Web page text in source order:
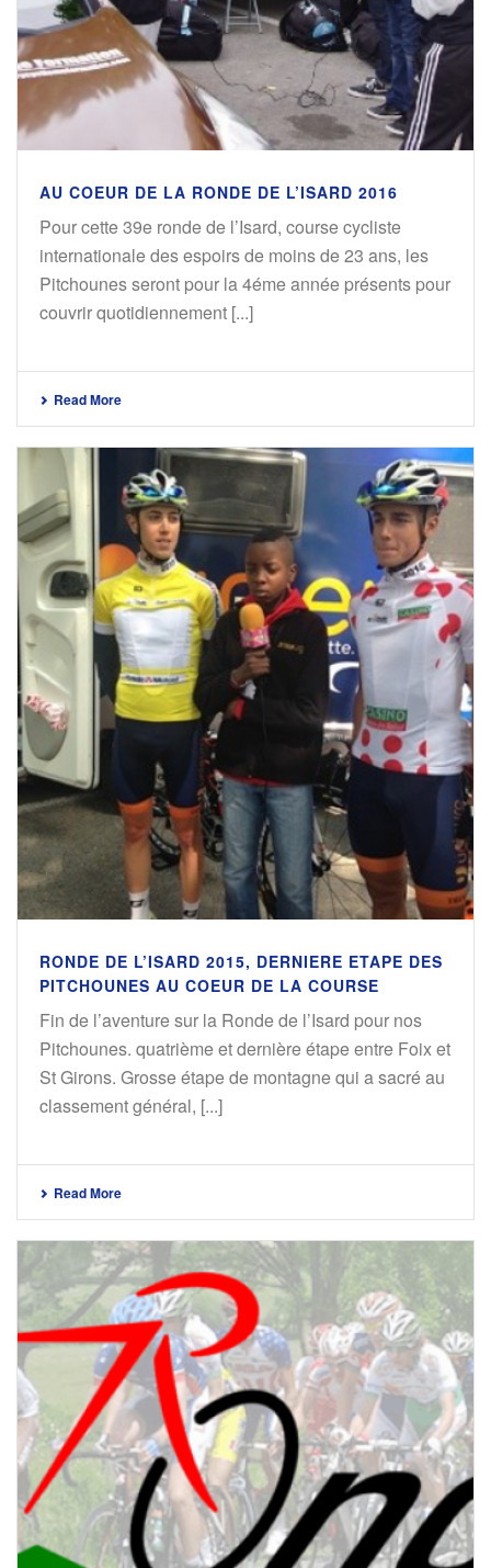
AU COEUR DE LA RONDE DE L’ISARD 2016
Pour cette 39e ronde de l’Isard, course cycliste
internationale des espoirs de moins de 23 ans, les
Pitchounes seront pour la 4éme année présents pour
couvrir quotidiennement [...]
Read More
RONDE DE L’ISARD 2015, DERNIERE ETAPE DES
PITCHOUNES AU COEUR DE LA COURSE
Fin de l’aventure sur la Ronde de l’Isard pour nos
Pitchounes. quatrième et dernière étape entre Foix et
St Girons. Grosse étape de montagne qui a sacré au
classement général, [...]
Read More